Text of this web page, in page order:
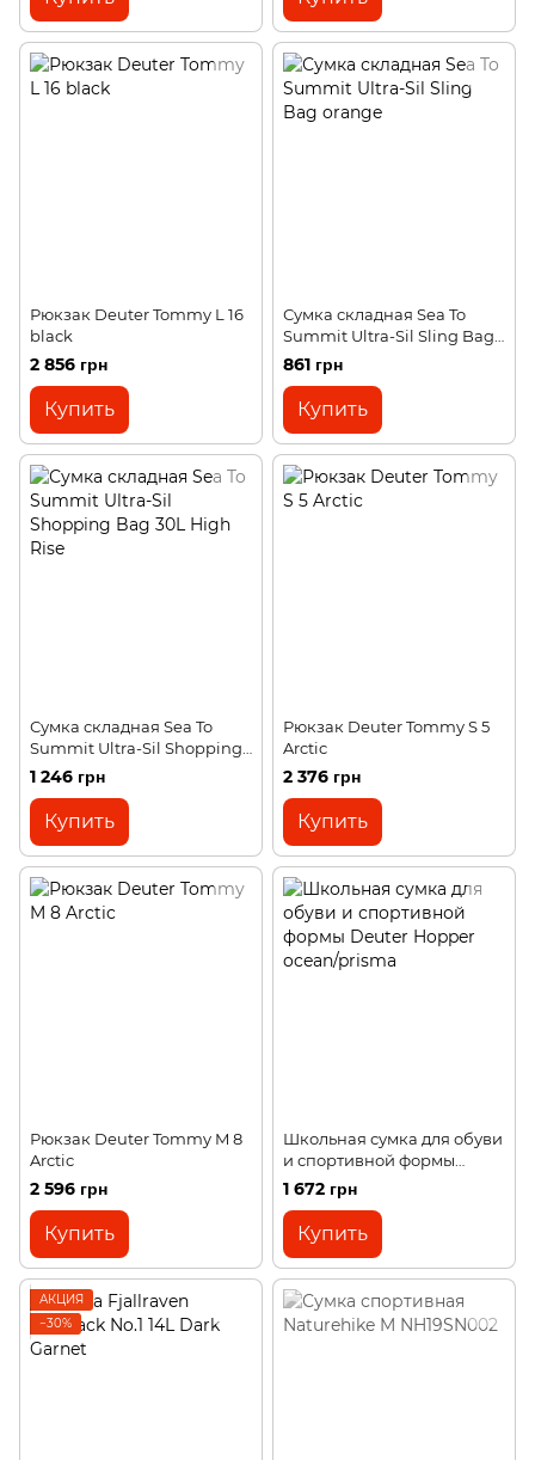
Рюкзак Deuter Tommy L 16
black
2 856 грн
Купить
Сумка складная Sea To
Summit Ultra-Sil Sling Bag
orange
861 грн
Купить
Сумка складная Sea To
Summit Ultra-Sil Shopping
Bag 30L High Rise
1 246 грн
Купить
Рюкзак Deuter Tommy S 5
Arctic
2 376 грн
Купить
Рюкзак Deuter Tommy M 8
Arctic
2 596 грн
Купить
Школьная сумка для обуви
и спортивной формы
Deuter Hopper
ocean/prisma
1 672 грн
Купить
АКЦИЯ
−30%